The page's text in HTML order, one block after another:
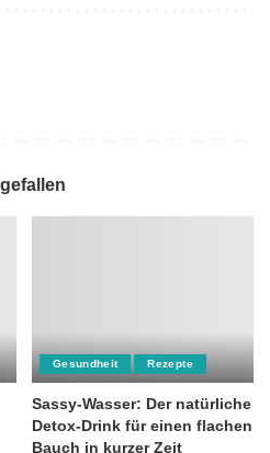
Gesundheit Rezepte
Sassy-Wasser: Der natürliche
Detox-Drink für einen flachen
Bauch in kurzer Zeit